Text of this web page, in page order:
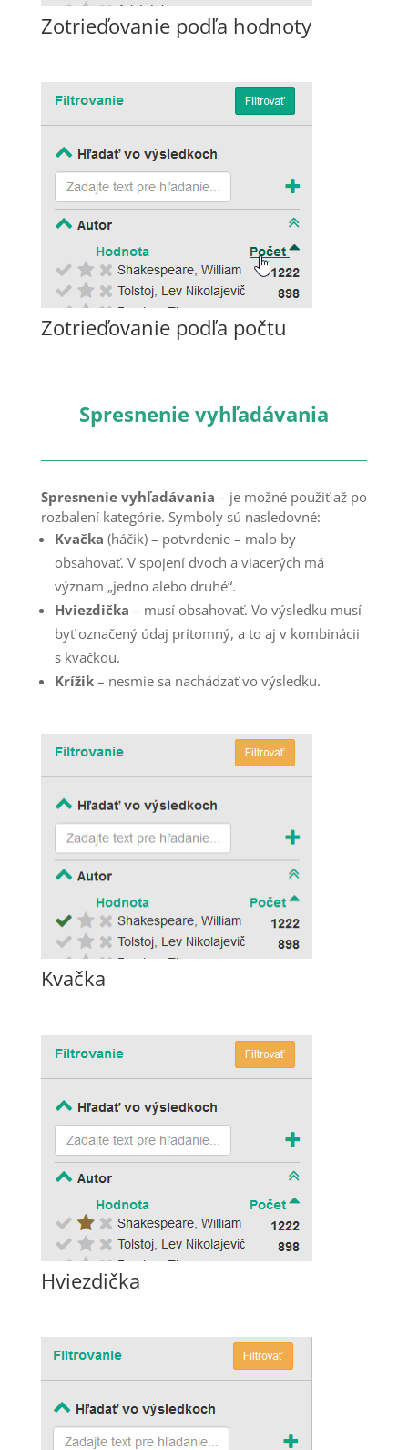
Zotrieďovanie podľa hodnoty
Zotrieďovanie podľa počtu
Spresnenie vyhľadávania
Spresnenie vyhľadávania – je možné použiť až po
rozbalení kategórie. Symboly sú nasledovné:
Kvačka (háčik) – potvrdenie – malo by
obsahovať. V spojení dvoch a viacerých má
význam „jedno alebo druhé“.
Hviezdička – musí obsahovať. Vo výsledku musí
byť označený údaj prítomný, a to aj v kombinácii
s kvačkou.
Krížik– nesmie sa nachádzať vo výsledku.
Kvačka
Hviezdička